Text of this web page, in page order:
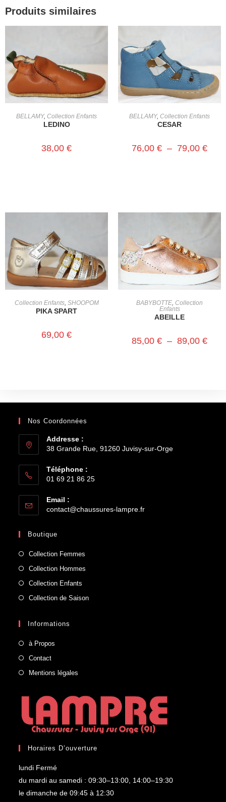
Produits similaires
CHOIX DES OPTIONS
BELLAMY, Collection Enfants
LEDINO
38,00 €
CHOIX DES OPTIONS
BELLAMY, Collection Enfants
CESAR
76,00 € – 79,00 €
CHOIX DES OPTIONS
Collection Enfants, SHOOPOM
PIKA SPART
69,00 €
CHOIX DES OPTIONS
BABYBOTTE Collection
Enfants
ABEILLE
85,00 € – 89,00 €
Nos Coordonnées
Addresse :
38 Grande Rue, 91260 Juvisy-sur-Orge
Téléphone :
01 69 21 86 25
Email :
contact@chaussures-lampre.fr
Boutique
Collection Femmes
Collection Hommes
Collection Enfants
Collection de Saison
Informations
à Propos
Contact
Mentions légales
Horaires D’ouverture
lundi Fermé
du mardi au samedi : 09:30–13:00, 14:00–19:30
le dimanche de 09:45 à 12:30